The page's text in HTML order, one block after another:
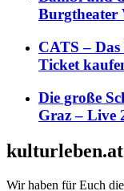
Burgtheater
CATS –
Ticket
Die große
Graz – Live
kulturleben.at
Wir haben für Euch